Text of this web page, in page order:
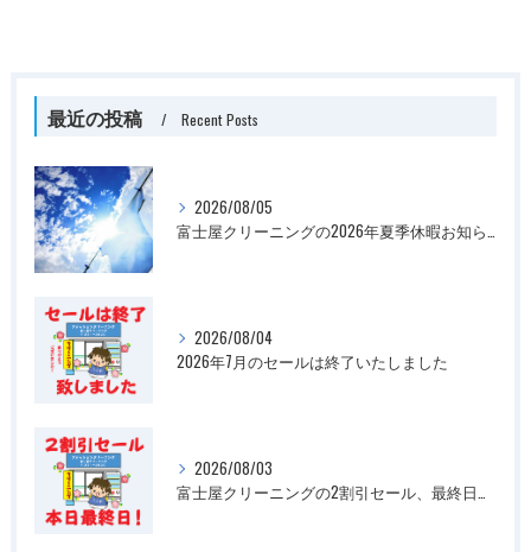
最近の投稿 Recent Posts
2026/08/05
富士屋クリーニングの2026年夏季休暇お知らせ
2026/08/04
2026年7月のセールは終了いたしました
2026/08/03
富士屋クリーニングの2割引セール、最終日です